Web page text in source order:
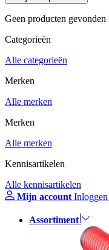
Geen producten gevonden
Categorieën
Alle categorieën
Merken
Alle merken
Merken
Alle merken
Kennisartikelen
Alle kennisartikelen
Mijn account Inloggen
Assortiment